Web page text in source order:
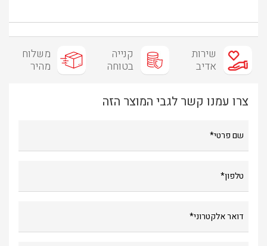
שירות
אדיב
קנייה
בטוחה
משלוח
מהיר
צרו עמנו קשר לגבי המוצר הזה